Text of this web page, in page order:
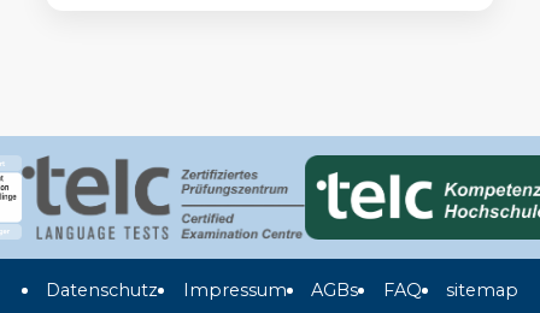
Datenschutz Impressum AGBs FAQ sitemap